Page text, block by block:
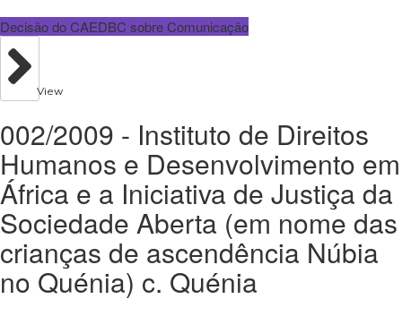
Decisão do CAEDBC sobre Comunicação
View
002/2009 - Instituto de Direitos
Humanos e Desenvolvimento em
África e a Iniciativa de Justiça da
Sociedade Aberta (em nome das
crianças de ascendência Núbia
no Quénia) c. Quénia